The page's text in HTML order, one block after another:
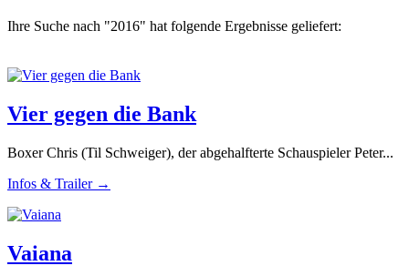
Ihre Suche nach "2016" hat folgende Ergebnisse geliefert:
Vier gegen die Bank
Boxer Chris (Til Schweiger), der abgehalfterte Schauspieler Peter...
Infos & Trailer →
Vaiana